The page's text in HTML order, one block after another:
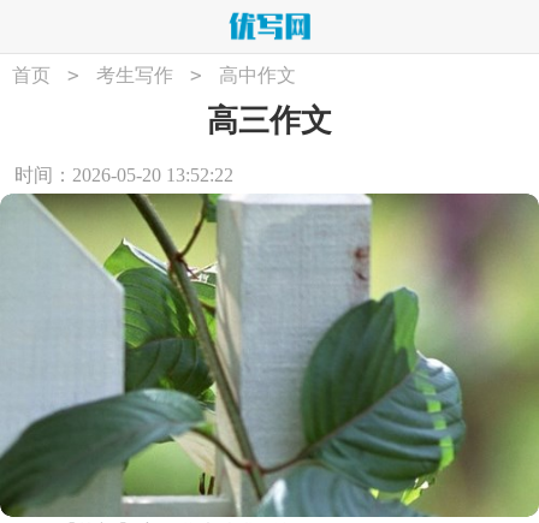
首页 > 考生写作 > 高中作文
高三作文
时间：2026-05-20 13:52:22